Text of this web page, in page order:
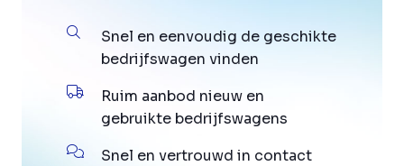
Snel en eenvoudig de geschikte
bedrijfswagen vinden
Ruim aanbod nieuw en
gebruikte bedrijfswagens
Snel en vertrouwd in contact